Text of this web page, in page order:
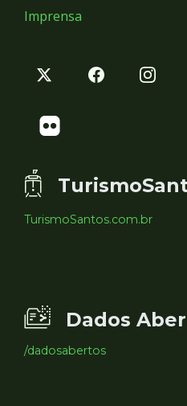
Imprensa
TurismoSantos.com.br
Dados
/dadosabertos